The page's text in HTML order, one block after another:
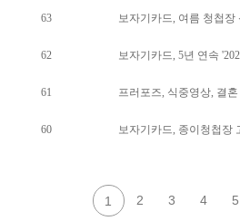
63 보자기카드, 여름 청첩장
62 보자기카드, 5년 연속
61 프러포즈, 식중영상, 결
60 보자기카드, 종이청첩장
1 2 3 4 5